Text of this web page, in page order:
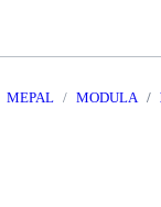
MEPAL MODULA